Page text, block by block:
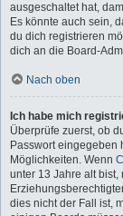
ausgeschaltet hat,
Es könnte auch sein,
du dich registrieren
dich an die Board-
Nach oben
Ich habe mich
Überprüfe zuerst, ob
Passwort eingegeben
Möglichkeiten. Wenn
unter 13 Jahre alt
dies nicht der Fall ist,